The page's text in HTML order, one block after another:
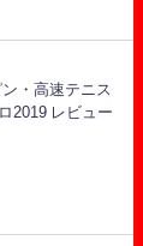
・高速テニス
2019 レビュー